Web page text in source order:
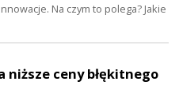
Na czym to polega? Jakie
niższe ceny błękitnego